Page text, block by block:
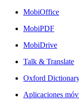
MobiOffice
MobiPDF
MobiDrive
Talk & Translate
Oxford
Aplicaciones